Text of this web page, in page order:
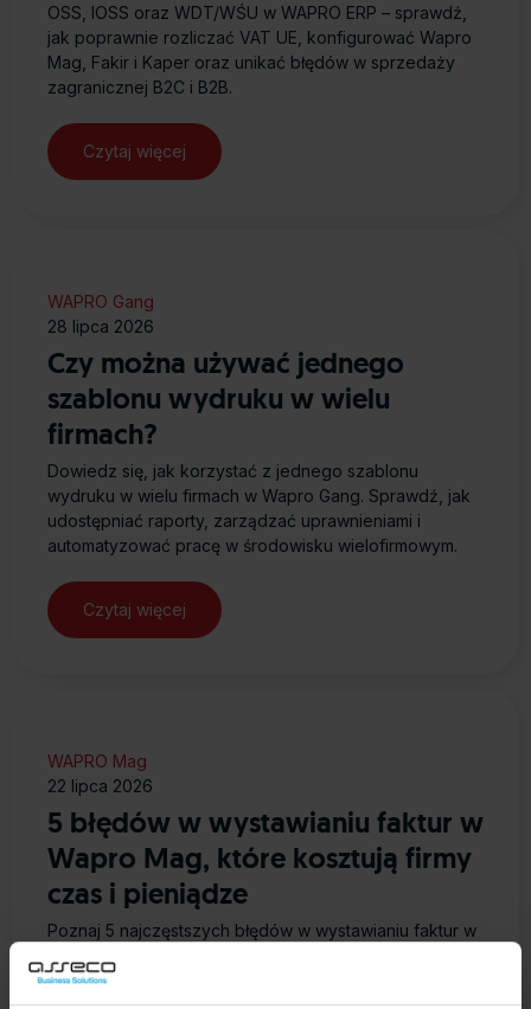
OSS, IOSS oraz WDT/WŚU w WAPRO ERP – sprawdź,
jak poprawnie rozliczać VAT UE, konfigurować Wapro
Mag, Fakir i Kaper oraz unikać błędów w sprzedaży
zagranicznej B2C i B2B.
Czytaj więcej
WAPRO Gang
28 lipca 2026
Czy można używać jednego
szablonu wydruku w wielu
firmach?
Dowiedz się, jak korzystać z jednego szablonu
wydruku w wielu firmach w Wapro Gang. Sprawdź, jak
udostępniać raporty, zarządzać uprawnieniami i
automatyzować pracę w środowisku wielofirmowym.
Czytaj więcej
WAPRO Mag
22 lipca 2026
5 błędów w wystawianiu faktur w
Wapro Mag, które kosztują firmy
czas i pieniądze
Poznaj 5 najczęstszych błędów w wystawianiu faktur w
poprawnie korzystać z kartotek, cenników i
dokumentów magazynowych, aby przyspieszyć pracę